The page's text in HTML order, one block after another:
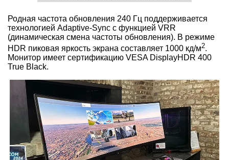
Родная частота обновления 240 Гц поддерживается
технологией Adaptive-Sync с функцией VRR
(динамическая смена частоты обновления). В режиме
HDR пиковая яркость экрана составляет 1000 кд/м2.
Монитор имеет сертификацию VESA DisplayHDR 400
True Black.